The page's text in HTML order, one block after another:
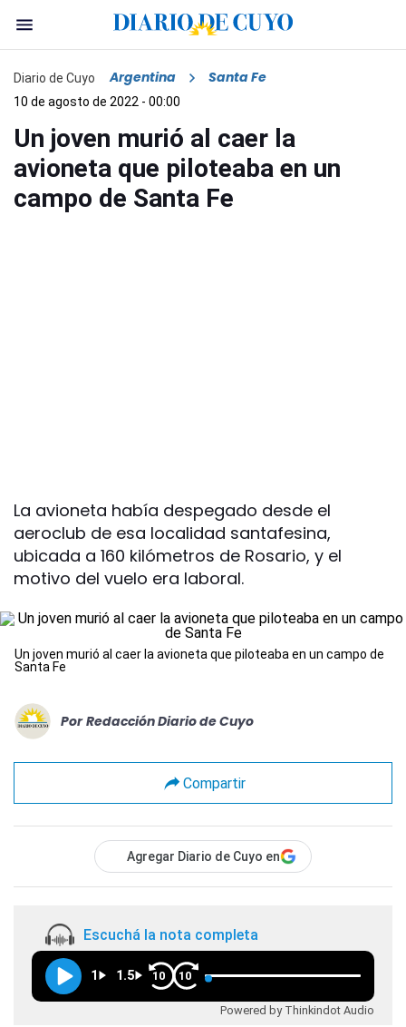
Diario de Cuyo Argentina Santa Fe
10 de agosto de 2022 - 00:00
Un joven murió al caer la
avioneta que piloteaba en un
campo de Santa Fe
La avioneta había despegado desde el
aeroclub de esa localidad santafesina,
ubicada a 160 kilómetros de Rosario, y el
motivo del vuelo era laboral.
Un joven murió al caer la avioneta que piloteaba en un campo de
Santa Fe
Por Redacción Diario de Cuyo
Compartir
Agregar Diario de Cuyo en
Escuchá la nota completa
1 1.5 10 10
Powered by Thinkindot Audio